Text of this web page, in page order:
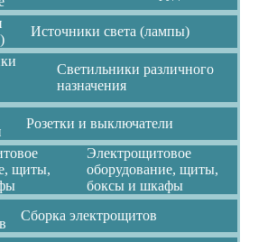
Источники света (лампы)
Светильники различного
назначения
Розетки и выключатели
Электрощитовое
оборудование, щиты,
боксы и шкафы
Сборка электрощитов